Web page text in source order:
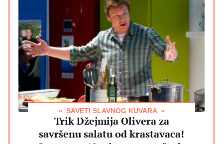
SAVETI SLAVNOG KUVARA
Trik Džejmija Olivera za
savršenu salatu od krastavaca!